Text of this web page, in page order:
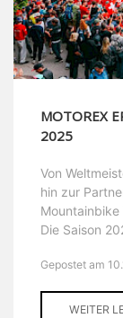
MOTOREX
2025
Von
hin zur
Die Saison
Gepostet am
WEITER